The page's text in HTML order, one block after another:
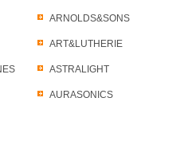
ARNOLDS&SONS
ART&LUTHERIE
ASTRALIGHT
AURASONICS